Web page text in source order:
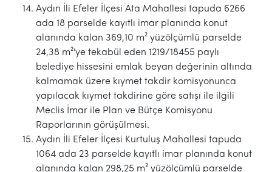
Aydın İli Efeler İlçesi Ata Mahallesi tapuda 6266
ada 18 parselde kayıtlı imar planında konut
alanında kalan 369,10 m² yüzölçümlü parselde
24,38 m²'ye tekabül eden 1219/18455 paylı
belediye hissesini emlak beyan değerinin altında
kalmamak üzere kıymet takdir komisyonunca
yapılacak kıymet takdirine göre satışı ile ilgili
Meclis İmar ile Plan ve Bütçe Komisyonu
Raporlarının görüşülmesi.
Aydın İli Efeler İlçesi Kurtuluş Mahallesi tapuda
1064 ada 23 parselde kayıtlı imar planında konut
alanında kalan 298,25 m² yüzölçümlü parselde